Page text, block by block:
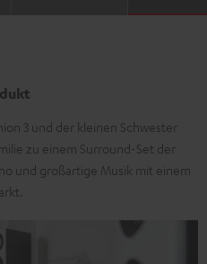
3 und der kleinen Schwester
zu einem Surround-Set der
und großartige Musik mit einem